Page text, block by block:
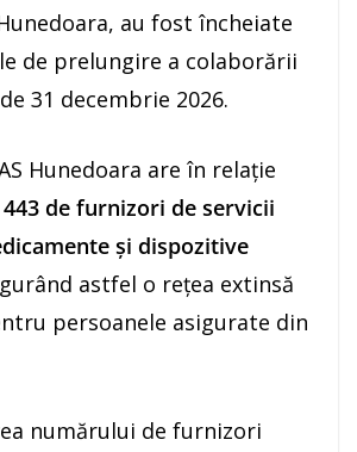
au fost încheiate
de prelungire a colaborării
31 decembrie 2026.
Hunedoara are în relație
443 de furnizori de servicii
și dispozitive
astfel o rețea extinsă
persoanele asigurate din
numărului de furnizori